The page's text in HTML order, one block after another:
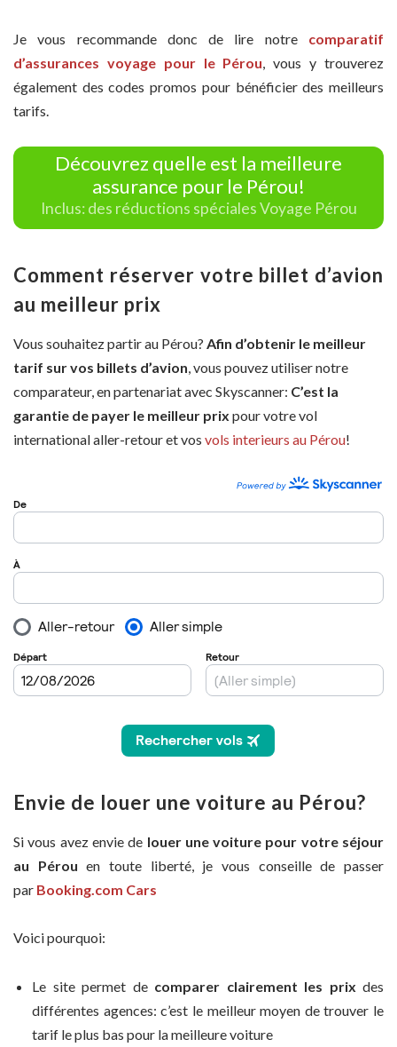
Je vous recommande donc de lire notre comparatif
d’assurances voyage pour le Pérou , vous y trouverez
également des codes promos pour bénéficier des meilleurs
tarifs.
Découvrez quelle est la meilleure
assurance pour le Pérou!
Inclus: des réductions spéciales Voyage Pérou
Comment réserver votre billet d’avion
au meilleur prix
Vous souhaitez partir au Pérou? Afin d’obtenir le meilleur
tarif sur vos billets d’avion , vous pouvez utiliser notre
comparateur, en partenariat avec Skyscanner: C’est la
garantie de payer le meilleur prix pour votre vol
international aller-retour et vos vols interieurs au Pérou!
Envie de louer une voiture au Pérou?
Si vous avez envie de louer une voiture pour votre séjour
au Pérouen toute liberté, je vous conseille de passer
par Booking.com Cars
Voici pourquoi:
Le site permet de comparer clairement les prix des
différentes agences: c’est le meilleur moyen de trouver le
tarif le plus bas pour la meilleure voiture